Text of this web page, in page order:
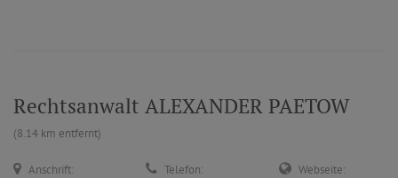
Rechtsanwalt ALEXANDER PAETOW
(8.14 km entfernt)
Anschrift: Telefon: Webseite: